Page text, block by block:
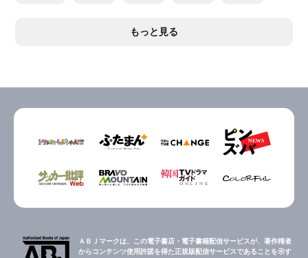
もっと見る
ＡＢＪマークは、この電子書店・電子書籍配信サービスが、著作権者
からコンテンツ使用許諾を得た正規版配信サービスであることを示す